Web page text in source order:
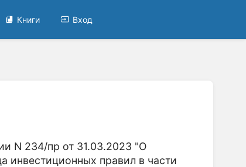
Книги Вход
N 234/пр от 31.03.2023 "О
инвестиционных правил в части